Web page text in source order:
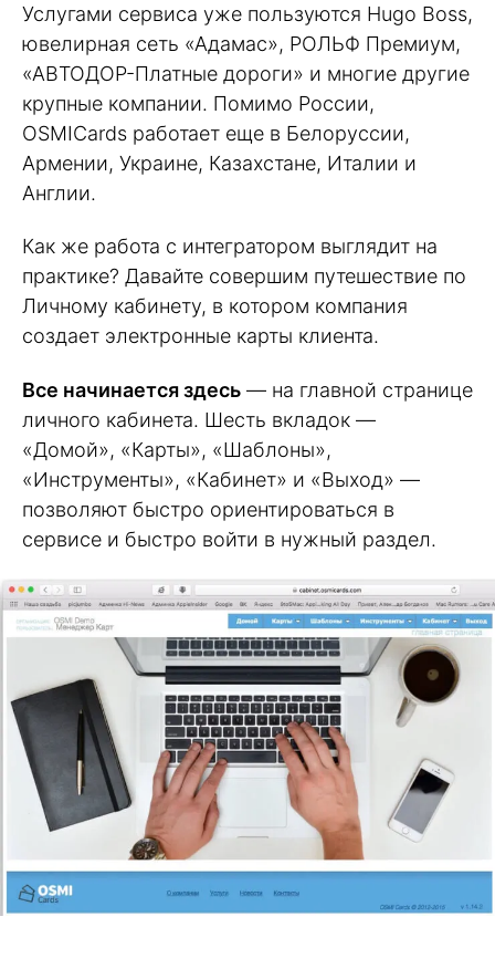
Услугами сервиса уже пользуются Hugo Boss,
ювелирная сеть «Адамас», РОЛЬФ Премиум,
«АВТОДОР-Платные дороги» и многие другие
крупные компании. Помимо России,
OSMICards работает еще в Белоруссии,
Армении, Украине, Казахстане, Италии и
Англии.
Как же работа с интегратором выглядит на
практике? Давайте совершим путешествие по
Личному кабинету, в котором компания
создает электронные карты клиента.
Все начинается здесь — на главной странице
личного кабинета. Шесть вкладок —
«Домой», «Карты», «Шаблоны»,
«Инструменты», «Кабинет» и «Выход» —
позволяют быстро ориентироваться в
сервисе и быстро войти в нужный раздел.